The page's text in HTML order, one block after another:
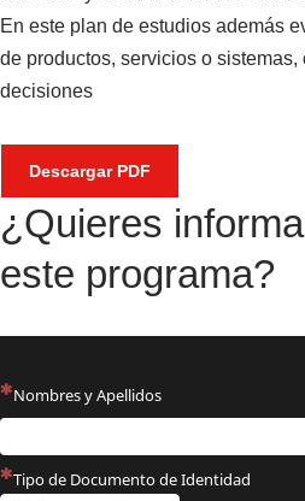
En este plan de estudios además
de productos, servicios o
decisiones
Descargar PDF
¿Quieres
este programa?